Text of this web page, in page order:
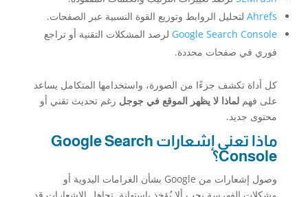
Ahrefsلتحليل الروابط وتوزيع القوة النسبية عبر الصفحات.
Google Search Console لرصد المشكلات التقنية أو تراجع
فوري في صفحات محددة.
كل أداة تكشف جزءًا من الصورة، واستخدامها المتكامل يساعد
على فهم لماذا لا يظهر الموقع في جوجل رغم تحديث تقني أو
محتوى جديد.
ماذا تعني إشعارات Google Search
Console؟
وصول إشعارات من Google بشأن الغرامات اليدوية أو